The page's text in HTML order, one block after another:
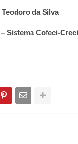
Teodoro da Silva
Sistema Cofeci-Creci